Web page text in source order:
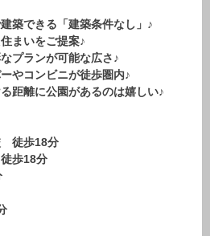
築できる「建築条件なし」♪
まいをご提案♪
プランが可能な広さ♪
やコンビニが徒歩圏内♪
距離に公園があるのは嬉しい♪
徒歩18分
歩18分